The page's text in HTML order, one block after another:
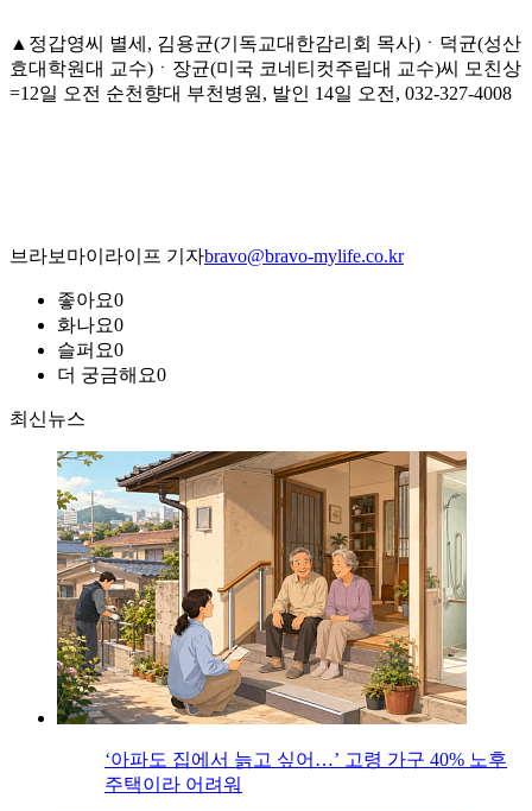
▲정갑영씨 별세, 김용균(기독교대한감리회 목사)ㆍ덕균(성산
효대학원대 교수)ㆍ장균(미국 코네티컷주립대 교수)씨 모친상
=12일 오전 순천향대 부천병원, 발인 14일 오전, 032-327-4008
브라보마이라이프 기자bravo@bravo-mylife.co.kr
좋아요0
화나요0
슬퍼요0
더 궁금해요0
최신뉴스
‘아파도 집에서 늙고 싶어…’ 고령 가구 40% 노후
주택이라 어려워